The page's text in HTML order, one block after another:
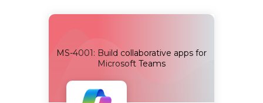
MS-4001: Build collaborative apps for
Microsoft Teams